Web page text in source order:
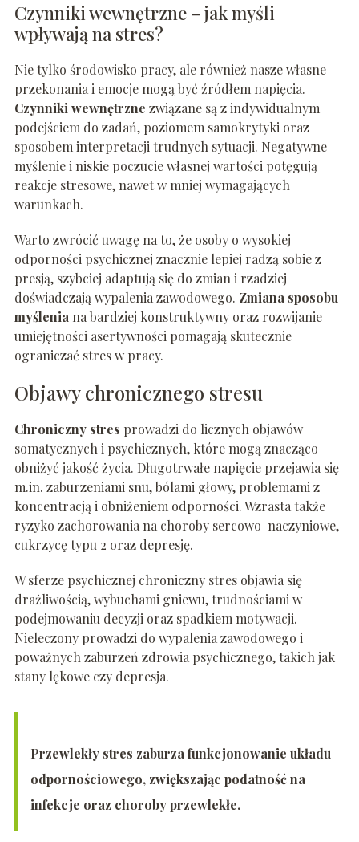
Czynniki wewnętrzne – jak myśli
wpływają na stres?
Nie tylko środowisko pracy, ale również nasze własne
przekonania i emocje mogą być źródłem napięcia.
Czynniki wewnętrzne związane są z indywidualnym
podejściem do zadań, poziomem samokrytyki oraz
sposobem interpretacji trudnych sytuacji. Negatywne
myślenie i niskie poczucie własnej wartości potęgują
reakcje stresowe, nawet w mniej wymagających
warunkach.
Warto zwrócić uwagę na to, że osoby o wysokiej
odporności psychicznej znacznie lepiej radzą sobie z
presją, szybciej adaptują się do zmian i rzadziej
doświadczają wypalenia zawodowego. Zmiana sposobu
myśleniana bardziej konstruktywny oraz rozwijanie
umiejętności asertywności pomagają skutecznie
ograniczać stres w pracy.
Objawy chronicznego stresu
Chroniczny stres prowadzi do licznych objawów
somatycznych i psychicznych, które mogą znacząco
obniżyć jakość życia. Długotrwałe napięcie przejawia się
m.in. zaburzeniami snu, bólami głowy, problemami z
koncentracją i obniżeniem odporności. Wzrasta także
ryzyko zachorowania na choroby sercowo-naczyniowe,
cukrzycę typu 2 oraz depresję.
W sferze psychicznej chroniczny stres objawia się
drażliwością, wybuchami gniewu, trudnościami w
podejmowaniu decyzji oraz spadkiem motywacji.
Nieleczony prowadzi do wypalenia zawodowego i
poważnych zaburzeń zdrowia psychicznego, takich jak
stany lękowe czy depresja.
Przewlekły stres zaburza funkcjonowanie układu
odpornościowego, zwiększając podatność na
infekcje oraz choroby przewlekłe.